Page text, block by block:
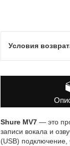
Shure MV7 — это
записи вокала и
(USB)